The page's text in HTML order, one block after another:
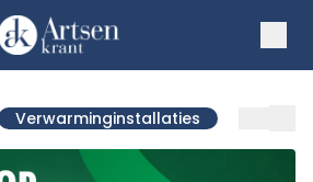
Verwarminginstallaties